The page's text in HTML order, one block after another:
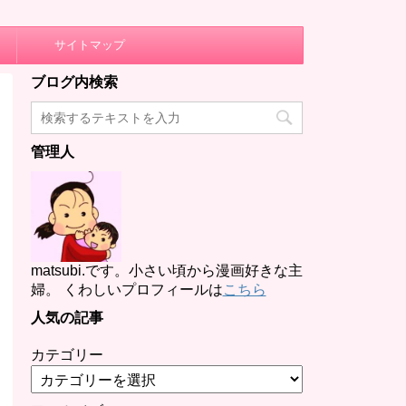
サイトマップ
ブログ内検索
管理人
matsubi.です。小さい頃から漫画好きな主
婦。 くわしいプロフィールはこちら
人気の記事
カテゴリー